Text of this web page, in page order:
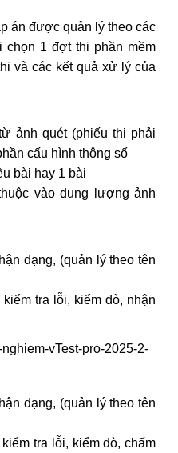
án được quản lý theo các
chọn 1 đợt thi phần mềm
và các kết quả xử lý của
ảnh quét (phiếu thi phải
cấu hình thông số
bài hay 1 bài
vào dung lượng ảnh
dạng, (quản lý theo tên
tra lỗi, kiểm dò, nhận
dạng, (quản lý theo tên
tra lỗi, kiểm dò, chấm